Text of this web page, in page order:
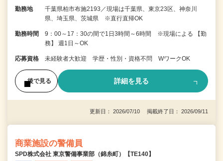
勤務地
千葉県柏市布施2193／現場は千葉県、東京23区、神奈川
県、埼玉県、茨城県 ※直行直帰OK
勤務時間
9：00～17：30の間で1日3時間～6時間 ※現場による 【勤
務】 週1日～OK
応募資格 未経験者大歓迎 学歴・性別・資格不問 WワークOK
後で見る 詳細を見る
更新日： 2026/07/10 掲載終了日： 2026/09/11
商業施設の警備員
SPD株式会社 東京警備事業部（錦糸町）【TE140】